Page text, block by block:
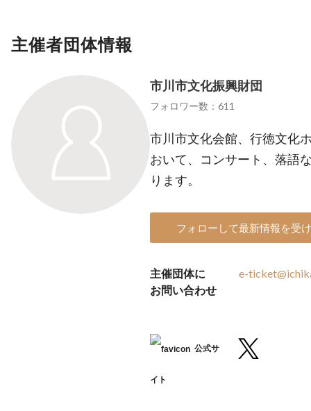
主催者団体情報
市川市文化振興財団
フォロワー数：611
市川市文化会館、行徳文化
おいて、コンサート、落語
ります。
フォローして最新情報を受
主催団体に
お問い合わせ
e-
公式サ
イト